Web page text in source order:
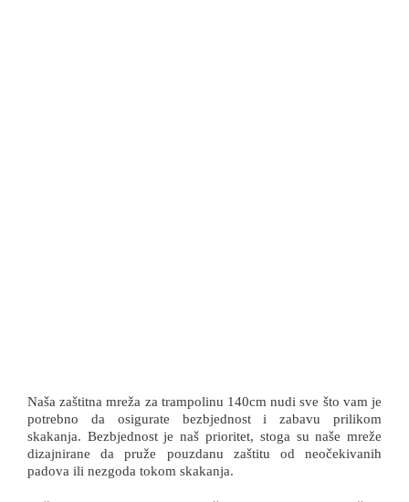
Naša zaštitna mreža za trampolinu 140cm nudi sve što vam je
potrebno da osigurate bezbjednost i zabavu prilikom
skakanja. Bezbjednost je naš prioritet, stoga su naše mreže
dizajnirane da pruže pouzdanu zaštitu od neočekivanih
padova ili nezgoda tokom skakanja.